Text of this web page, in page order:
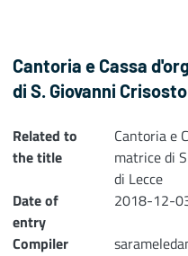
Cantoria e Cassa
di S. Giovanni
Related to
the title
Cantoria e
matrice di
di Lecce
Date of
entry
2018-12-
Compiler